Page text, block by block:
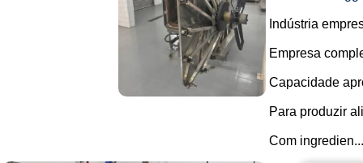
Indústria
Empresa
Capacidade
Para produzir
Com ingredien...